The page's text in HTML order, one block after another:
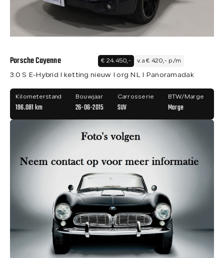
Porsche Cayenne € 24.450,- v.a € 420,- p/m
3.0 S E-Hybrid I ketting nieuw I org NL I Panoramadak
Kilometerstand
196.081 km
Bouwjaar
26-06-2015
Carrosserie
SUV
BTW/Marge
Marge